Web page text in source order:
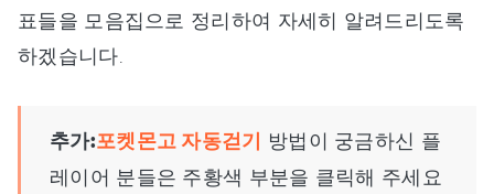
표들을 모음집으로 정리하여 자세히 알려드리도록
하겠습니다.
추가:포켓몬고 자동걷기 방법이 궁금하신 플
레이어 분들은 주황색 부분을 클릭해 주세요